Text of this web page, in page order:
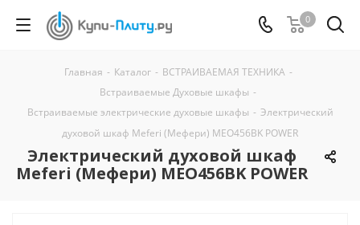
0
Главная - Каталог - ВСТРАИВАЕМАЯ ТЕХНИКА -
Встраиваемые Духовые шкафы -
Встраиваемые электрические духовые шкафы - Электрический
духовой шкаф Meferi (Мефери) MEO456BK POWER
Электрический духовой шкаф
Meferi (Мефери) MEO456BK POWER